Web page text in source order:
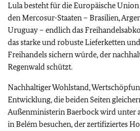
Lula besteht für die Europäische
den Mercosur-Staaten – Brasilien,
Uruguay – endlich das
das starke und robuste Lieferketten
Freihandels sichern würde, der
Regenwald schützt.
Nachhaltiger Wohlstand,
Entwicklung, die beiden Seiten
Außenministerin Baerbock wird unter
in Belém besuchen, der zertifiziertes